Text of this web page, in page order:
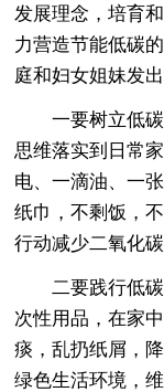
发展理念，培育
力营造节能低碳
庭和妇女姐妹发
一要树立低
思维落实到日常
电、一滴油、一
纸巾，不剩饭，
行动减少二氧化碳
二要践行低
次性用品，在家
痰，乱扔纸屑，
绿色生活环境，